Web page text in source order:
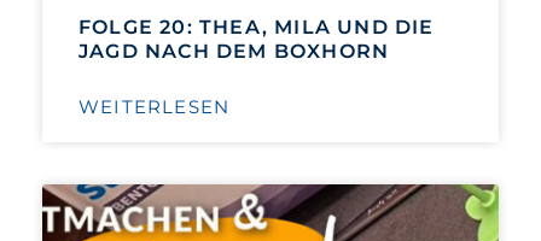
FOLGE 20: THEA, MILA UND DIE
JAGD NACH DEM BOXHORN
WEITERLESEN